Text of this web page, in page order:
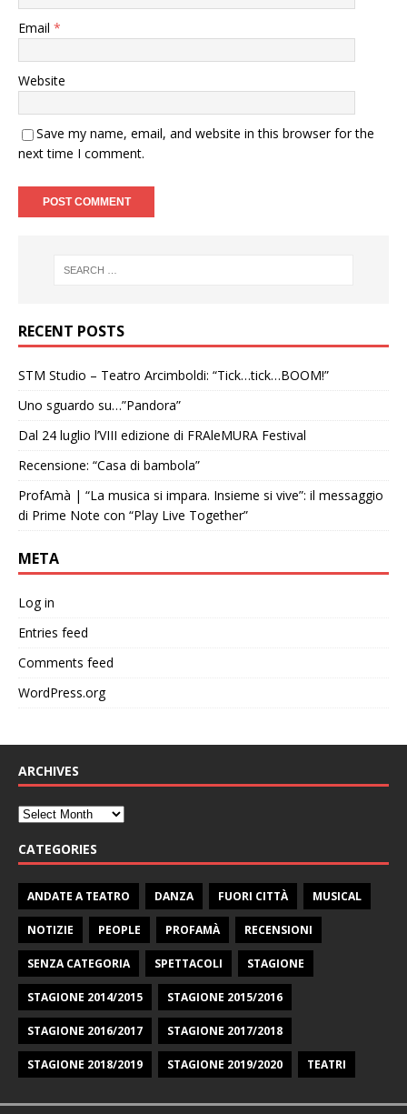
Email *
Website
Save my name, email, and website in this browser for the
next time I comment.
RECENT POSTS
STM Studio – Teatro Arcimboldi: “Tick…tick…BOOM!”
Uno sguardo su…”Pandora”
Dal 24 luglio l’VIII edizione di FRAleMURA Festival
Recensione: “Casa di bambola”
ProfAmà | “La musica si impara. Insieme si vive”: il messaggio
di Prime Note con “Play Live Together”
META
Log in
Entries feed
Comments feed
WordPress.org
ARCHIVES
CATEGORIES
ANDATE A TEATRO DANZA FUORI CITTÀ MUSICAL
NOTIZIE PEOPLE PROFAMÀ RECENSIONI
SENZA CATEGORIA SPETTACOLI STAGIONE
STAGIONE 2014/2015 STAGIONE 2015/2016
STAGIONE 2016/2017 STAGIONE 2017/2018
STAGIONE 2018/2019 STAGIONE 2019/2020 TEATRI